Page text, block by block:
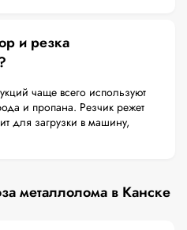
и резка
чаще всего используют
и пропана. Резчик режет
для загрузки в машину,
металлолома в Канске